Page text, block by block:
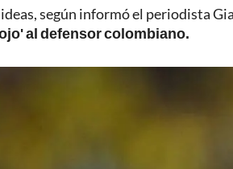
ideas, según informó el periodista
al defensor colombiano.